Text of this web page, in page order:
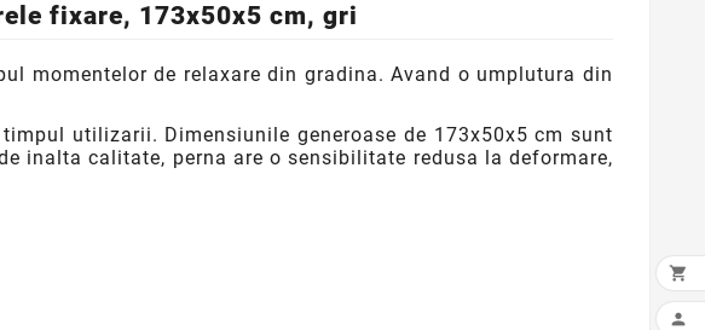
fixare, 173x50x5 cm, gri
momentelor de relaxare din gradina. Avand o umplutura din
utilizarii. Dimensiunile generoase de 173x50x5 cm sunt
inalta calitate, perna are o sensibilitate redusa la deformare,

